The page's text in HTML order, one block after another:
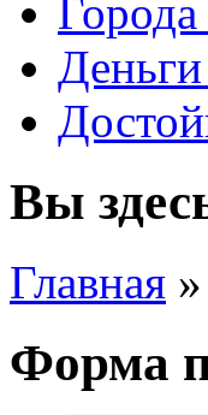
Вы
Главная »
Форма